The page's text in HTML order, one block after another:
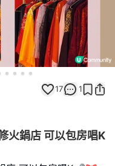
17 1
火鍋店 可以包房唱K